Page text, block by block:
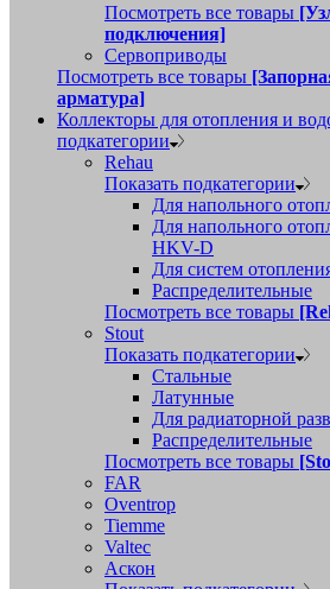
Посмотреть все товары
подключения]
Сервоприводы
Посмотреть все товары
арматура]
Коллекторы для отопления и
подкатегории
Rehau
Показать подкатегории
Для напольного
Для напольного
HKV-D
Для систем
Распределительные
Посмотреть все товары
Stout
Показать подкатегории
Стальные
Латунные
Для радиаторной
Распределительные
Посмотреть все товары
FAR
Oventrop
Tiemme
Valtec
Аскон